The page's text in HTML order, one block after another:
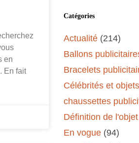
en
En fait
Catégories
Actualité (214)
Ballons
Bracelets
Célébrités et
chaussettes
Définition de
En vogue (94)